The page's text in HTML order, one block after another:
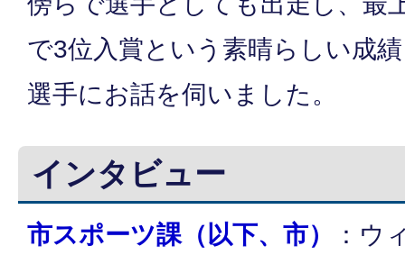
で3位入賞という素晴らしい成
選手にお話を伺いました。
インタビュー
市スポーツ課（以下、市）
：ウ